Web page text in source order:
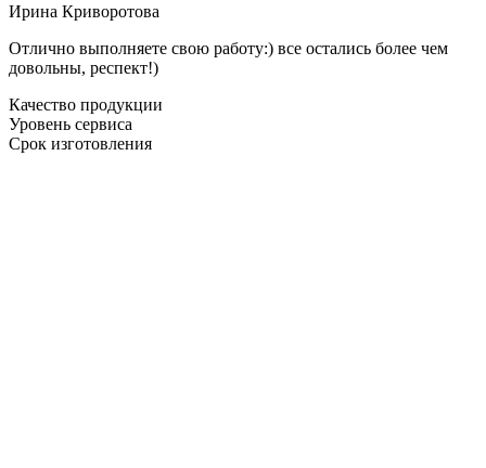
Ирина Криворотова
Отлично выполняете свою работу:) все остались более чем
довольны, респект!)
Качество продукции
Уровень сервиса
Срок изготовления